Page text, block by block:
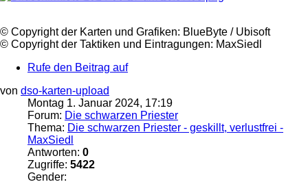
©️ Copyright der Karten und Grafiken: BlueByte / Ubisoft
©️ Copyright der Taktiken und Eintragungen: MaxSiedl
Rufe den Beitrag auf
von dso-karten-upload
Montag 1. Januar 2024, 17:19
Forum: Die schwarzen Priester
Thema: Die schwarzen Priester - geskillt, verlustfrei -
MaxSiedl
Antworten: 0
Zugriffe: 5422
Gender: